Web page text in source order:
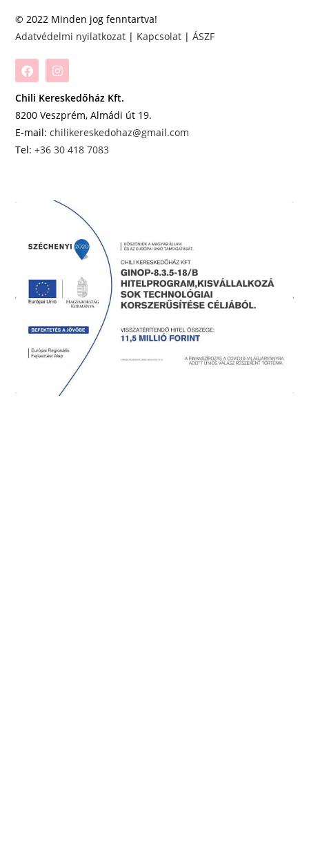
© 2022 Minden jog fenntartva!
Adatvédelmi nyilatkozat | Kapcsolat |ÁSZF
Chili Kereskedőház Kft.
8200 Veszprém, Almádi út 19.
E-mail:chilikereskedohaz@gmail.com
Tel:+36 30 418 7083